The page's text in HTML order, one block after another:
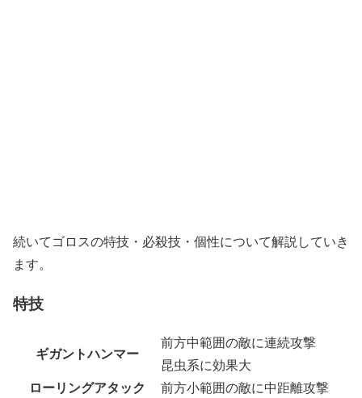
続いてゴロスの特技・必殺技・個性について解説していき
ます。
特技
ギガントハンマー
前方中範囲の敵に連続攻撃
昆虫系に効果大
ローリングアタック 前方小範囲の敵に中距離攻撃